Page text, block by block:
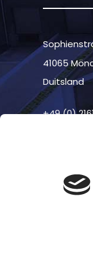
41065
Duitsland
+49 (0)